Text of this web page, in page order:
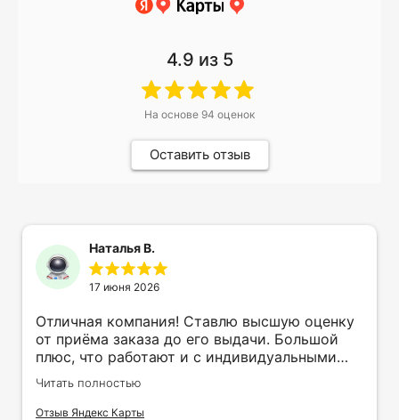
4.9 из 5
На основе 94 оценок
Оставить отзыв
Наталья В.
17 июня 2026
Отличная компания! Ставлю высшую оценку
от приёма заказа до его выдачи. Большой
плюс, что работают и с индивидуальными
заказами. Нелбходимо было нанести принт
на кружку в подарок. Заказ был исполнен
оперативно и ооочень красиво, даже не
Читать полностью
Отзыв Яндекс Карты